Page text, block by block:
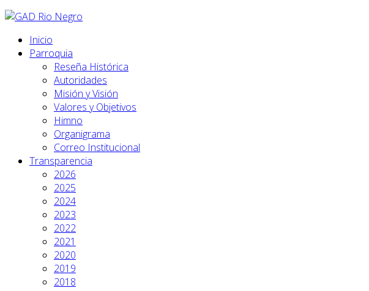
Inicio
Parroquia
Reseña Histórica
Autoridades
Misión y Visión
Valores y Objetivos
Himno
Organigrama
Correo Institucional
Transparencia
2026
2025
2024
2023
2022
2021
2020
2019
2018